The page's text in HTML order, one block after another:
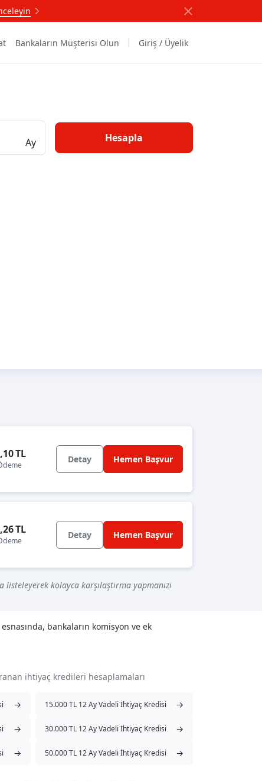
Bankaların Müşterisi Olun Giriş / Üyelik
Ay Hesapla
TL Detay Hemen Başvur
TL Detay Hemen Başvur
kolayca karşılaştırma yapmanızı
bankaların komisyon ve ek
ihtiyaç kredileri hesaplamaları
→ 15.000 TL 12 Ay Vadeli İhtiyaç Kredisi →
→ 30.000 TL 12 Ay Vadeli İhtiyaç Kredisi →
→ 50.000 TL 12 Ay Vadeli İhtiyaç Kredisi →